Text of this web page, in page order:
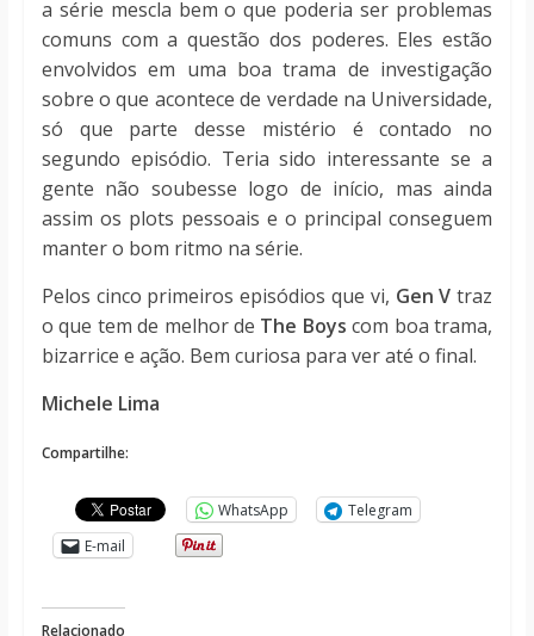
a série mescla bem o que poderia ser problemas
comuns com a questão dos poderes. Eles estão
envolvidos em uma boa trama de investigação
sobre o que acontece de verdade na Universidade,
só que parte desse mistério é contado no
segundo episódio. Teria sido interessante se a
gente não soubesse logo de início, mas ainda
assim os plots pessoais e o principal conseguem
manter o bom ritmo na série.
Pelos cinco primeiros episódios que vi, Gen V traz
o que tem de melhor de The Boys com boa trama,
bizarrice e ação. Bem curiosa para ver até o final.
Michele Lima
Compartilhe:
WhatsApp
Telegram
E-mail
Relacionado